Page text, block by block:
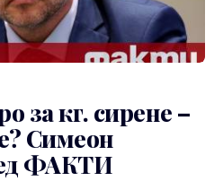
за кг. сирене –
Симеон
ФАКТИ